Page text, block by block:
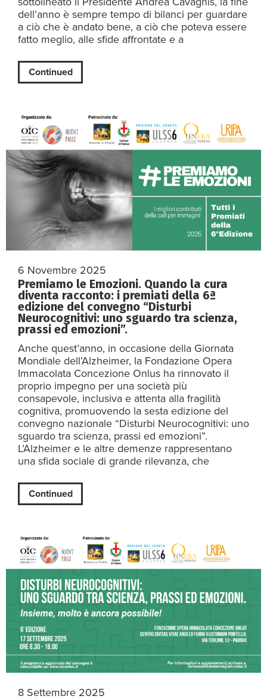
dell’anno è sempre tempo di bilanci per guardare
a ciò che è andato bene, a ciò che poteva essere
fatto meglio, alle sfide affrontate e a
Continued
6 Novembre 2025
Premiamo le Emozioni. Quando la cura
diventa racconto: i premiati della 6ª
edizione del convegno “Disturbi
Neurocognitivi: uno sguardo tra scienza,
prassi ed emozioni”.
Anche quest’anno, in occasione della Giornata
Mondiale dell’Alzheimer, la Fondazione Opera
Immacolata Concezione Onlus ha rinnovato il
proprio impegno per una società più
consapevole, inclusiva e attenta alla fragilità
cognitiva, promuovendo la sesta edizione del
convegno nazionale “Disturbi Neurocognitivi: uno
sguardo tra scienza, prassi ed emozioni”.
L’Alzheimer e le altre demenze rappresentano
una sfida sociale di grande rilevanza, che
Continued
8 Settembre 2025